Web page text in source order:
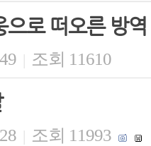
으로 떠오른 방
| 조회 11610
| 조회 11993